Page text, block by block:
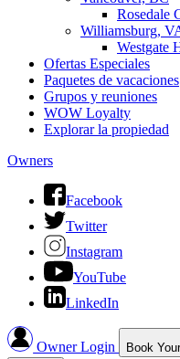
Rosedale
Williamsburg,
Westgate
Ofertas Especiales
Paquetes de vacaciones
Grupos y reuniones
WOW Loyalty
Explorar la propiedad
Owners
Facebook
Twitter
Instagram
YouTube
LinkedIn
Owner Login Book